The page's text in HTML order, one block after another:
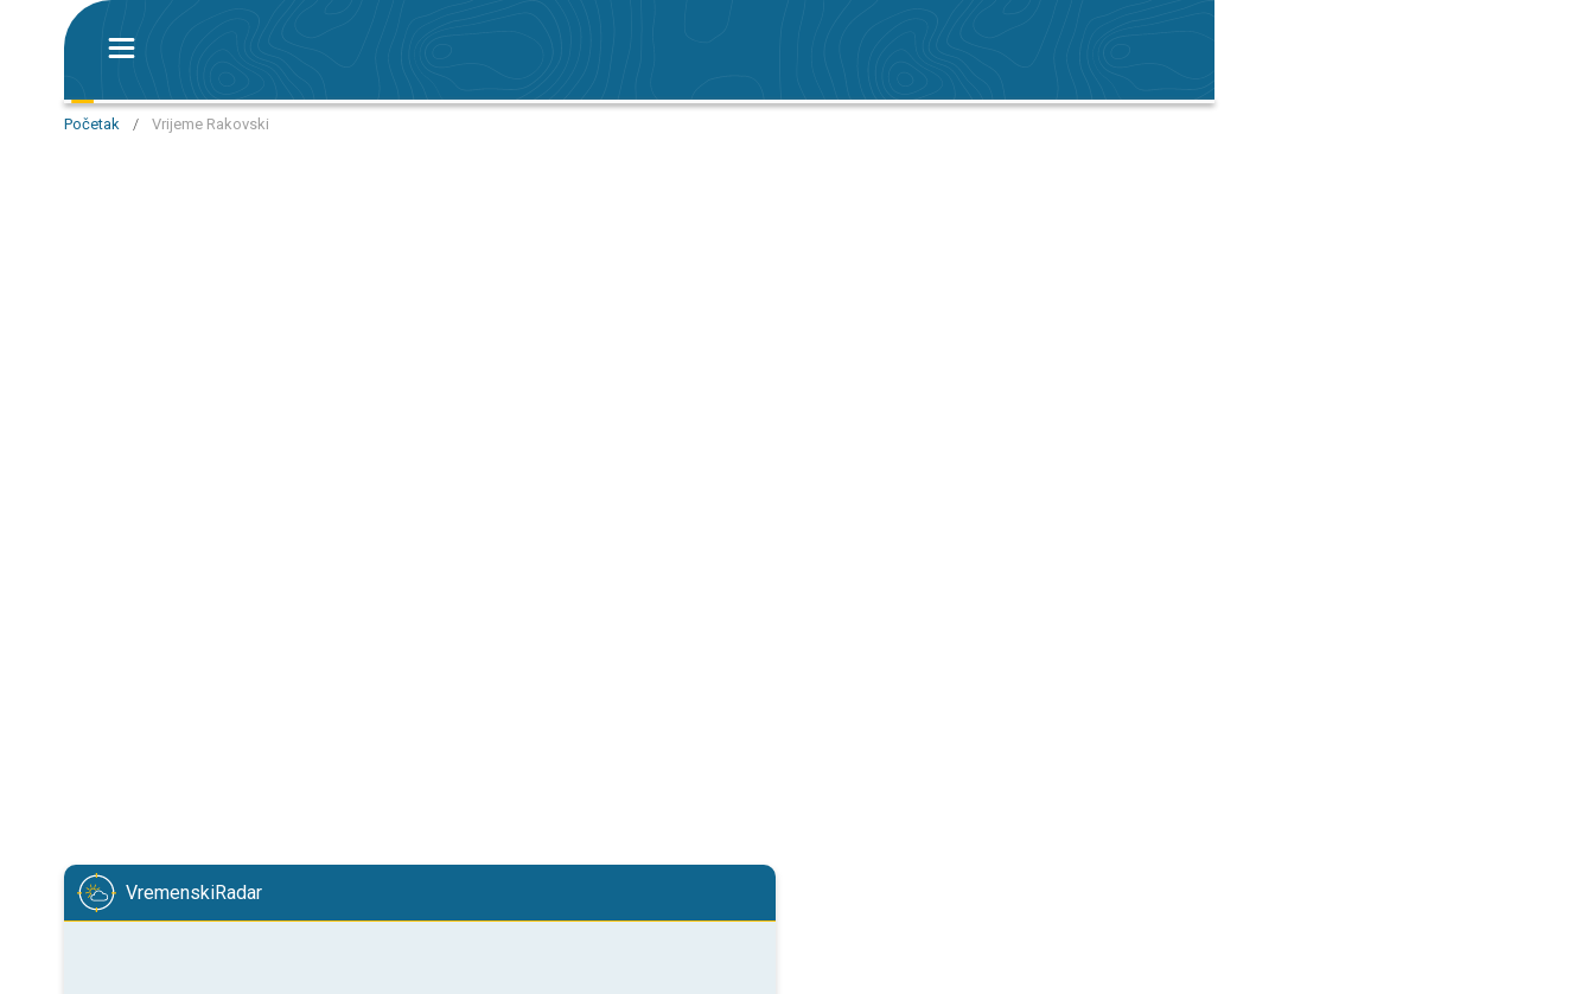
Početak / Vrijeme Rakovski
VremenskiRadar